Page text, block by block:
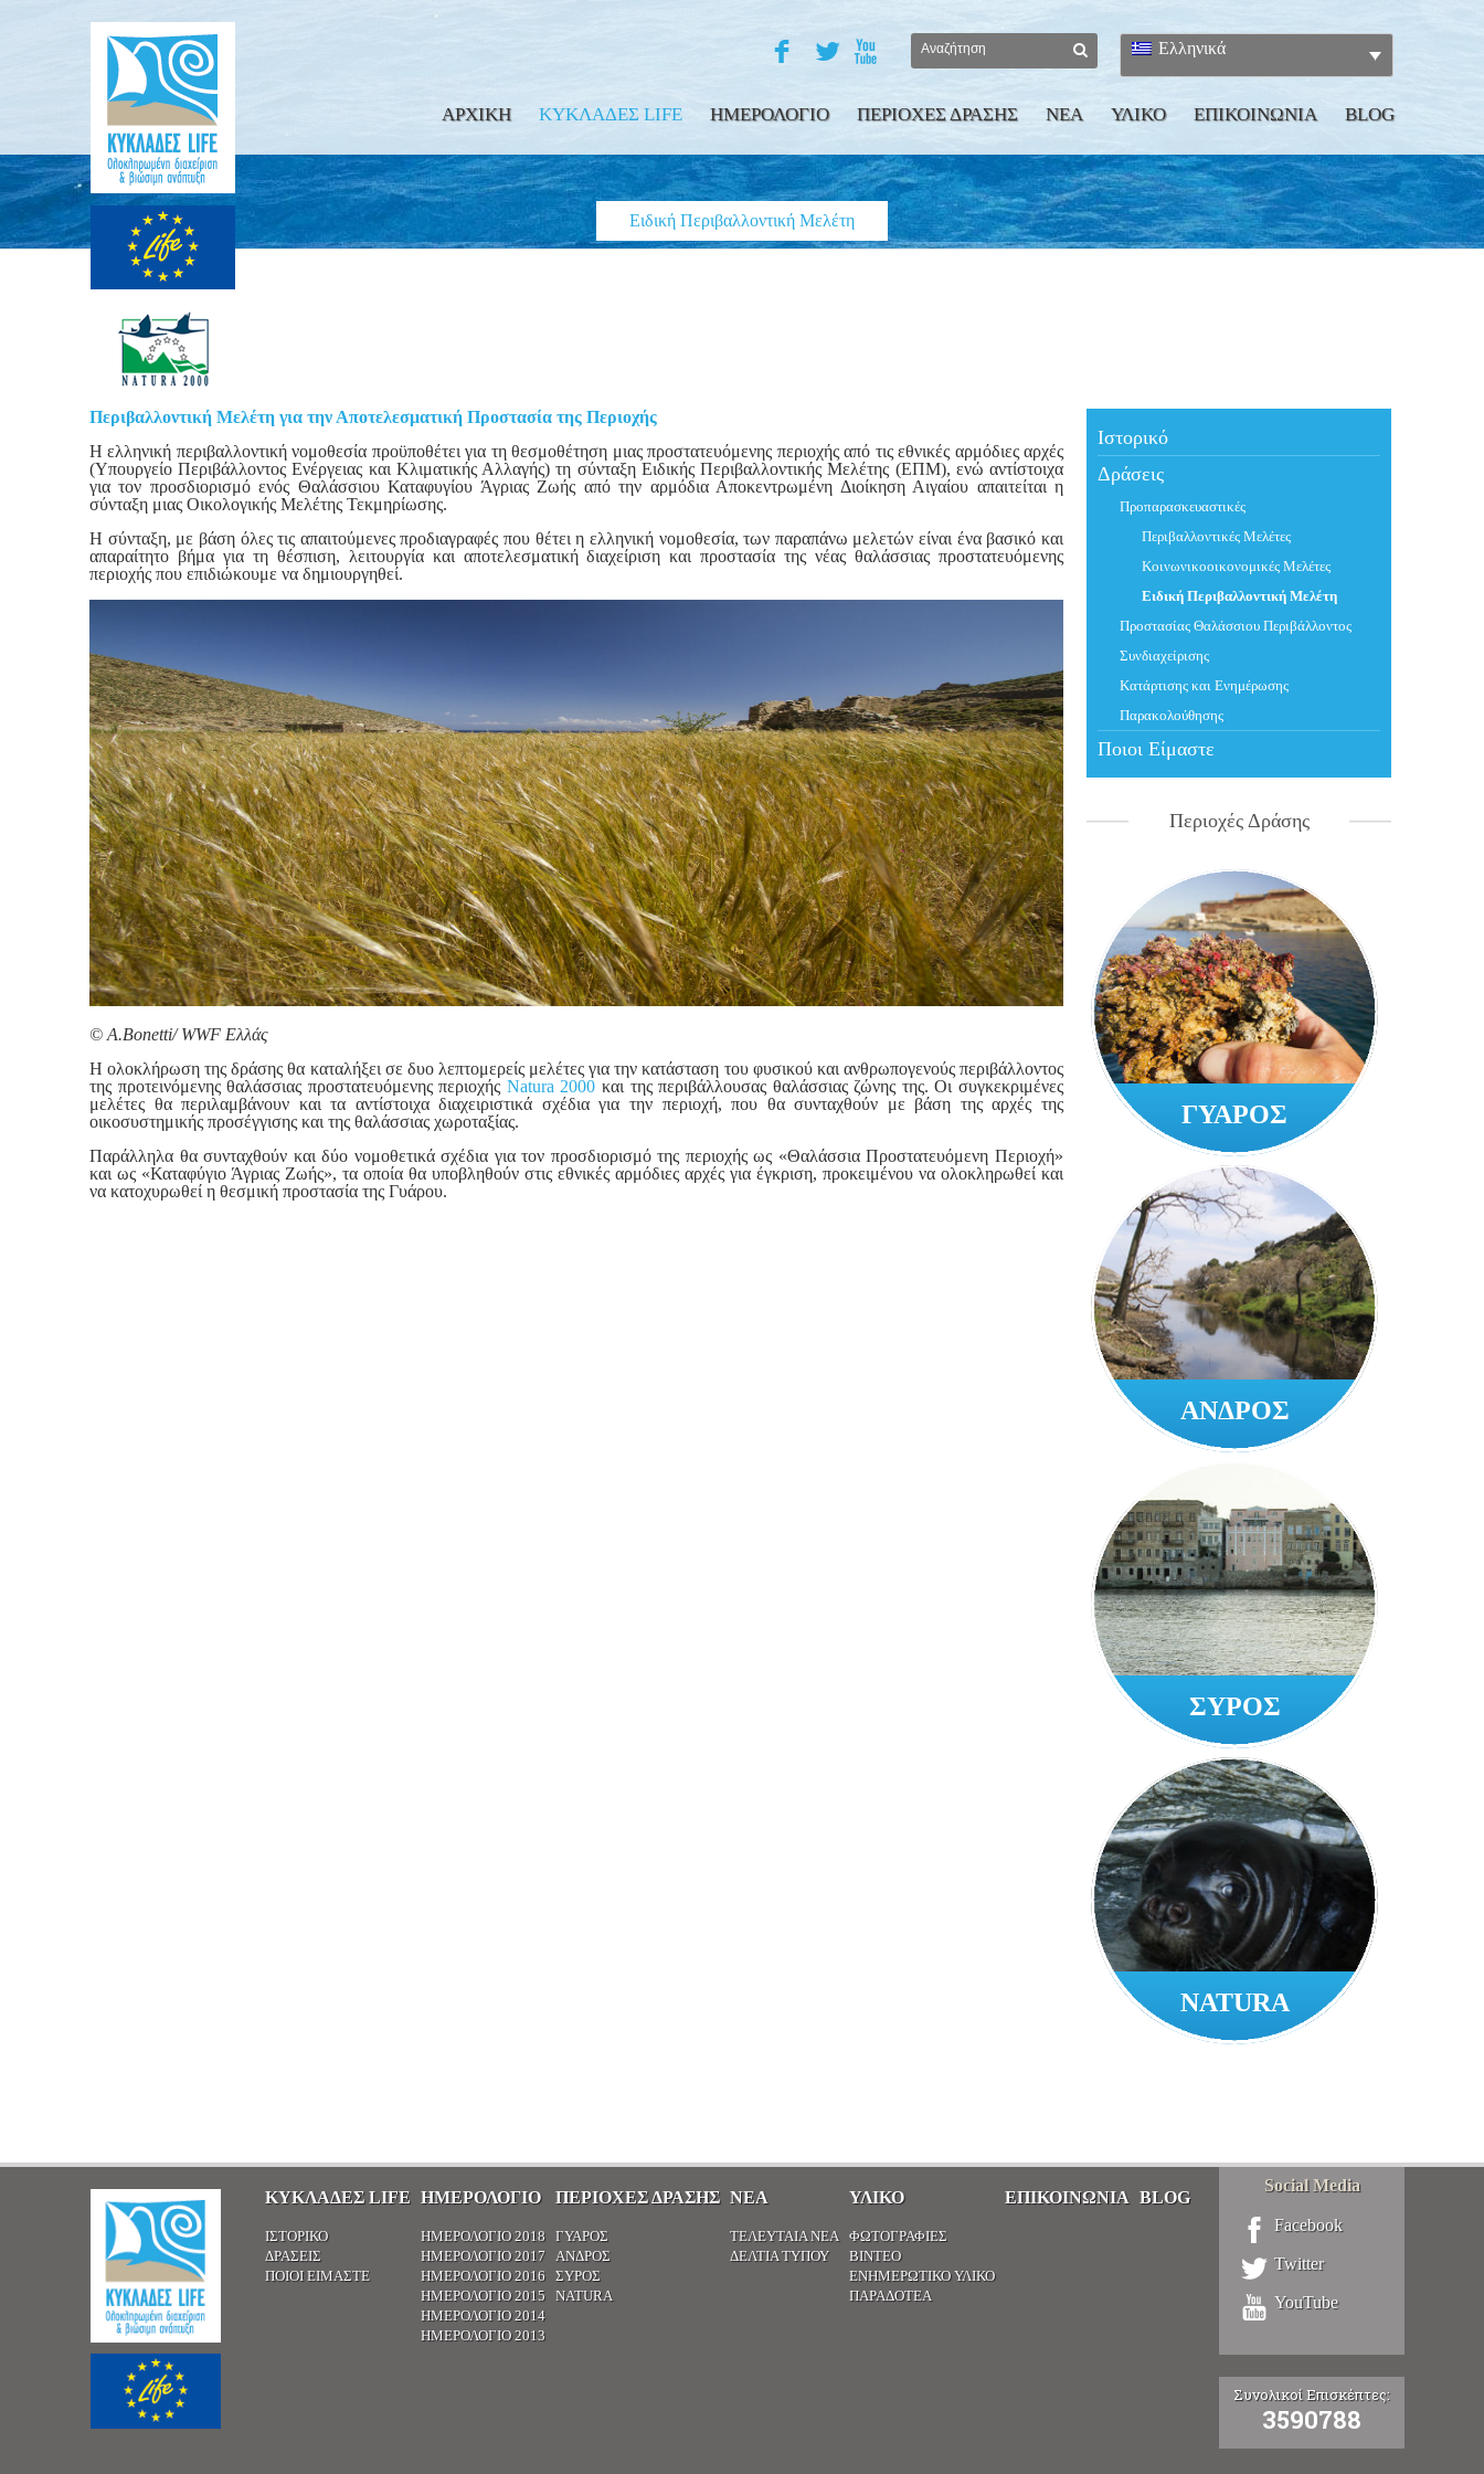
Ελληνικά
F L X
ΑΡΧΙΚΗ ΚΥΚΛΑΔΕΣ LIFE ΗΜΕΡΟΛΟΓΙΟ ΠΕΡΙΟΧΕΣ ΔΡΑΣΗΣ ΝΕΑ ΥΛΙΚΟ ΕΠΙΚΟΙΝΩΝΙΑ BLOG
Ειδική Περιβαλλοντική Μελέτη
Ιστορικό
Δράσεις
Προπαρασκευαστικές
Περιβαλλοντικές Mελέτες
Κοινωνικοοικονομικές Mελέτες
Ειδική Περιβαλλοντική Μελέτη
Προστασίας Θαλάσσιου Περιβάλλοντος
Συνδιαχείρισης
Κατάρτισης και Ενημέρωσης
Παρακολούθησης
Ποιοι Είμαστε
Περιοχές Δράσης
ΓΥΑΡΟΣ
ΑΝΔΡΟΣ
ΣΥΡΟΣ
NATURA
Περιβαλλοντική Μελέτη για την Αποτελεσματική Προστασία της Περιοχής
Η ελληνική περιβαλλοντική νομοθεσία προϋποθέτει για τη θεσμοθέτηση μιας προστατευόμενης περιοχής από τις εθνικές αρμόδιες αρχές
(Υπουργείο Περιβάλλοντος Ενέργειας και Κλιματικής Αλλαγής) τη σύνταξη Ειδικής Περιβαλλοντικής Μελέτης (ΕΠΜ), ενώ αντίστοιχα
για τον προσδιορισμό ενός Θαλάσσιου Καταφυγίου Άγριας Ζωής από την αρμόδια Αποκεντρωμένη Διοίκηση Αιγαίου απαιτείται η
σύνταξη μιας Οικολογικής Μελέτης Τεκμηρίωσης.
Η σύνταξη, με βάση όλες τις απαιτούμενες προδιαγραφές που θέτει η ελληνική νομοθεσία, των παραπάνω μελετών είναι ένα βασικό και
απαραίτητο βήμα για τη θέσπιση, λειτουργία και αποτελεσματική διαχείριση και προστασία της νέας θαλάσσιας προστατευόμενης
περιοχής που επιδιώκουμε να δημιουργηθεί.
© Α.Bonetti/ WWF Ελλάς
Η ολοκλήρωση της δράσης θα καταλήξει σε δυο λεπτομερείς μελέτες για την κατάσταση του φυσικού και ανθρωπογενούς περιβάλλοντος
της προτεινόμενης θαλάσσιας προστατευόμενης περιοχής Natura 2000 και της περιβάλλουσας θαλάσσιας ζώνης της. Οι συγκεκριμένες
μελέτες θα περιλαμβάνουν και τα αντίστοιχα διαχειριστικά σχέδια για την περιοχή, που θα συνταχθούν με βάση της αρχές της
οικοσυστημικής προσέγγισης και της θαλάσσιας χωροταξίας.
Παράλληλα θα συνταχθούν και δύο νομοθετικά σχέδια για τον προσδιορισμό της περιοχής ως «Θαλάσσια Προστατευόμενη Περιοχή»
και ως «Καταφύγιο Άγριας Ζωής», τα οποία θα υποβληθούν στις εθνικές αρμόδιες αρχές για έγκριση, προκειμένου να ολοκληρωθεί και
να κατοχυρωθεί η θεσμική προστασία της Γυάρου.
ΚΥΚΛΑΔΕΣ LIFE
ΙΣΤΟΡΙΚΌ
ΔΡΆΣΕΙΣ
ΠΟΙΟΙ ΕΊΜΑΣΤΕ
ΗΜΕΡΟΛΟΓΙΟ
ΗΜΕΡΟΛΌΓΙΟ 2018
ΗΜΕΡΟΛΌΓΙΟ 2017
ΗΜΕΡΟΛΌΓΙΟ 2016
ΗΜΕΡΟΛΌΓΙΟ 2015
ΗΜΕΡΟΛΌΓΙΟ 2014
ΗΜΕΡΟΛΌΓΙΟ 2013
ΠΕΡΙΟΧΈΣ ΔΡΆΣΗΣ
ΓΥΆΡΟΣ
ΆΝΔΡΟΣ
ΣΎΡΟΣ
NATURA
ΝΈΑ
ΤΕΛΕΥΤΑΊΑ ΝΈΑ
ΔΕΛΤΊΑ ΤΎΠΟΥ
ΥΛΙΚΌ
ΦΩΤΟΓΡΑΦΊΕΣ
ΒΊΝΤΕΟ
ΕΝΗΜΕΡΩΤΙΚΌ ΥΛΙΚΌ
ΠΑΡΑΔΟΤΈΑ
ΕΠΙΚΟΙΝΩΝΊΑ BLOG
Social Media
Facebook
Twitter
YouTube
Συνολικοί Επισκέπτες:
3590788